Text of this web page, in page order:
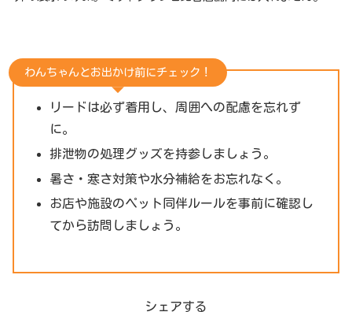
わんちゃんとお出かけ前にチェック！
リードは必ず着用し、周囲への配慮を忘れず
に。
排泄物の処理グッズを持参しましょう。
暑さ・寒さ対策や水分補給をお忘れなく。
お店や施設のペット同伴ルールを事前に確認し
てから訪問しましょう。
シェアする